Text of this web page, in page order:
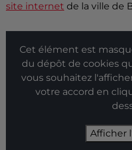
site internet de la ville de
Cet élément est
du dépôt de cookies
vous souhaitez
votre accord en
Afficher